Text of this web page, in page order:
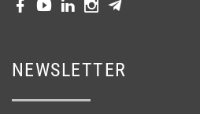
NEWSLETTER